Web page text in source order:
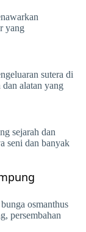
yang
sutera di
alatan yang
sejarah dan
seni dan banyak
osmanthus
persembahan